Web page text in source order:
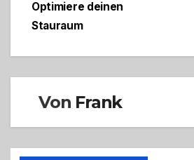
Optimiere deinen
Stauraum
Von Frank